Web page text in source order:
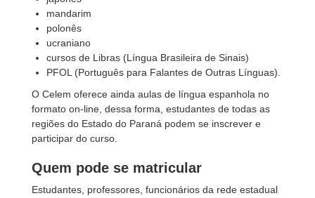
mandarim
polonês
ucraniano
cursos de Libras (Língua Brasileira de Sinais)
PFOL (Português para Falantes de Outras Línguas).
O Celem oferece ainda aulas de língua espanhola no
formato on-line, dessa forma, estudantes de todas as
regiões do Estado do Paraná podem se inscrever e
participar do curso.
Quem pode se matricular
Estudantes, professores, funcionários da rede estadual